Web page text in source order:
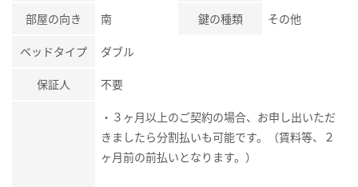
部屋の向き 南 鍵の種類 その他
ベッドタイプ ダブル
保証人 不要
・３ヶ月以上のご契約の場合、お申し出いただ
きましたら分割払いも可能です。（賃料等、２
ヶ月前の前払いとなります。）